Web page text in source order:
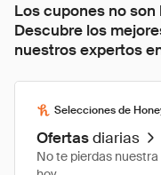
Los cupones no
Descubre los
nuestros expertos
Selecciones de
Ofertasdiarias
No te pierdas